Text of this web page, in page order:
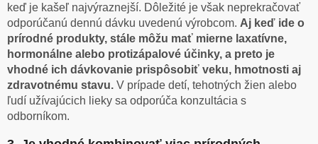
keď je kašeľ najvýraznejší. Dôležité je však neprekračovať
odporúčanú dennú dávku uvedenú výrobcom. Aj keď ide o
prírodné produkty, stále môžu mať mierne laxatívne,
hormonálne alebo protizápalové účinky, a preto je
vhodné ich dávkovanie prispôsobiť veku, hmotnosti aj
zdravotnému stavu. V prípade detí, tehotných žien alebo
ľudí užívajúcich lieky sa odporúča konzultácia s
odborníkom.